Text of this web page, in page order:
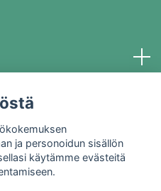
ja personoidun sisällön
käytämme evästeitä